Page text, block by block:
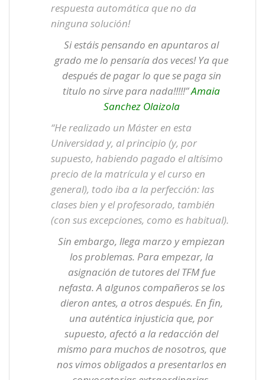
respuesta automática que no da
ninguna solución!
Si estáis pensando en apuntaros al
grado me lo pensaría dos veces! Ya que
después de pagar lo que se paga sin
titulo no sirve para nada!!!!!”Amaia
Sanchez Olaizola
“He realizado un Máster en esta
Universidad y, al principio (y, por
supuesto, habiendo pagado el altísimo
precio de la matrícula y el curso en
general), todo iba a la perfección: las
clases bien y el profesorado, también
(con sus excepciones, como es habitual).
Sin embargo, llega marzo y empiezan
los problemas. Para empezar, la
asignación de tutores del TFM fue
nefasta. A algunos compañeros se los
dieron antes, a otros después. En fin,
una auténtica injusticia que, por
supuesto, afectó a la redacción del
mismo para muchos de nosotros, que
nos vimos obligados a presentarlos en